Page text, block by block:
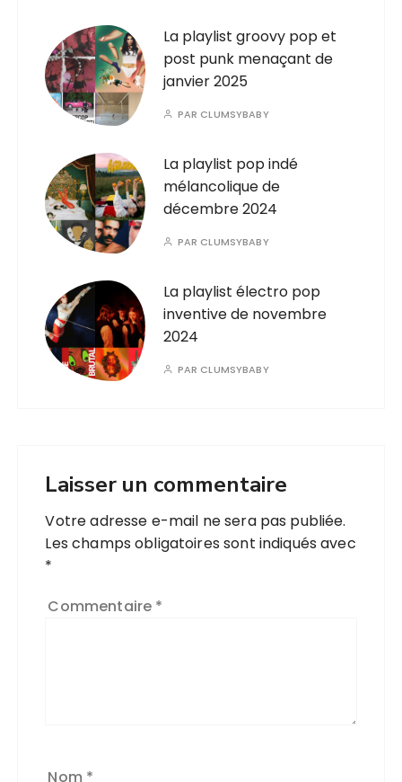
La playlist groovy pop et
post punk menaçant de
janvier 2025
PAR CLUMSYBABY
La playlist pop indé
mélancolique de
décembre 2024
PAR CLUMSYBABY
La playlist électro pop
inventive de novembre
2024
PAR CLUMSYBABY
Laisser un commentaire
Votre adresse e-mail ne sera pas publiée.
Les champs obligatoires sont indiqués avec
*
Commentaire *
Nom *